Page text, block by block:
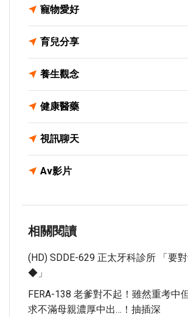
寵物愛好
育兒分享
養生觀念
健康醫藥
視訊聊天
Av影片
相關閱讀
(HD) SDDE-629 正太牙科診所 「要
◆」
FERA-138 老爹對不起！雖然重考中
求不滿母親濃厚中出…！抽插深